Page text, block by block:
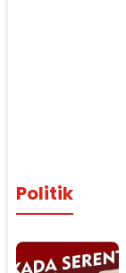
Politik